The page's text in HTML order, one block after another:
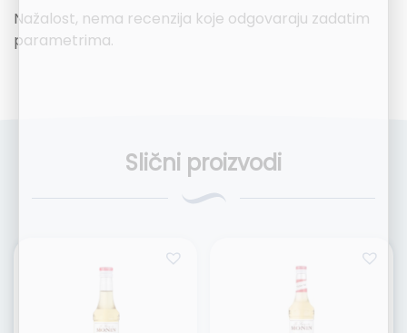
Nažalost, nema recenzija koje odgovaraju zadatim
parametrima.
Slični proizvodi